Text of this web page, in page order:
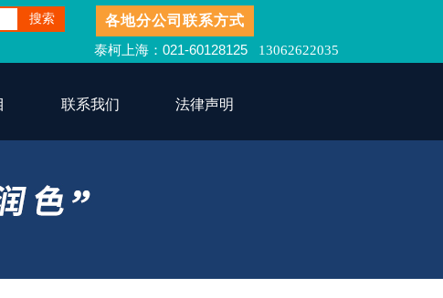
上海办公室电话：021-60487796
即时免费翻译报价
搜索
泰柯上海 ：021-60128125 13062622035
搜索 各地分公司联系方式
联系我们 法律声明